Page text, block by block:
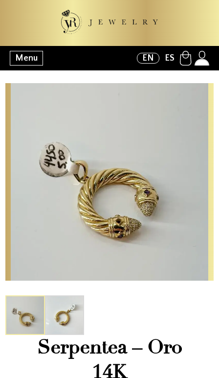
Menu EN ES
Serpentea – Oro
14K